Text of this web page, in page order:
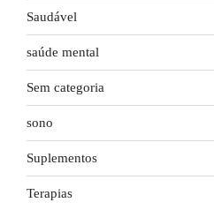
Saudável
saúde mental
Sem categoria
sono
Suplementos
Terapias